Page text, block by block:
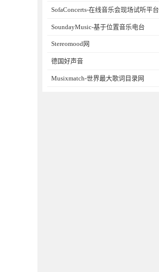
SofaConcerts-在线音乐会现场试听平台
SoundayMusic-基于位置音乐电台
Stereomood网
德国好声音
Musixmatch-世界最大歌词目录网